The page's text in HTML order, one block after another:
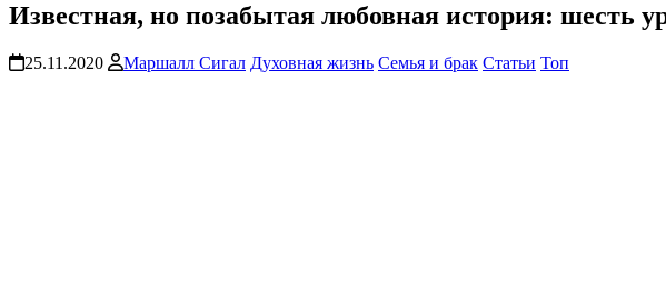
Известная, но позабытая любовная история: шесть
25.11.2020 Маршалл Сигал Духовная жизнь Семья и брак Статьи Топ